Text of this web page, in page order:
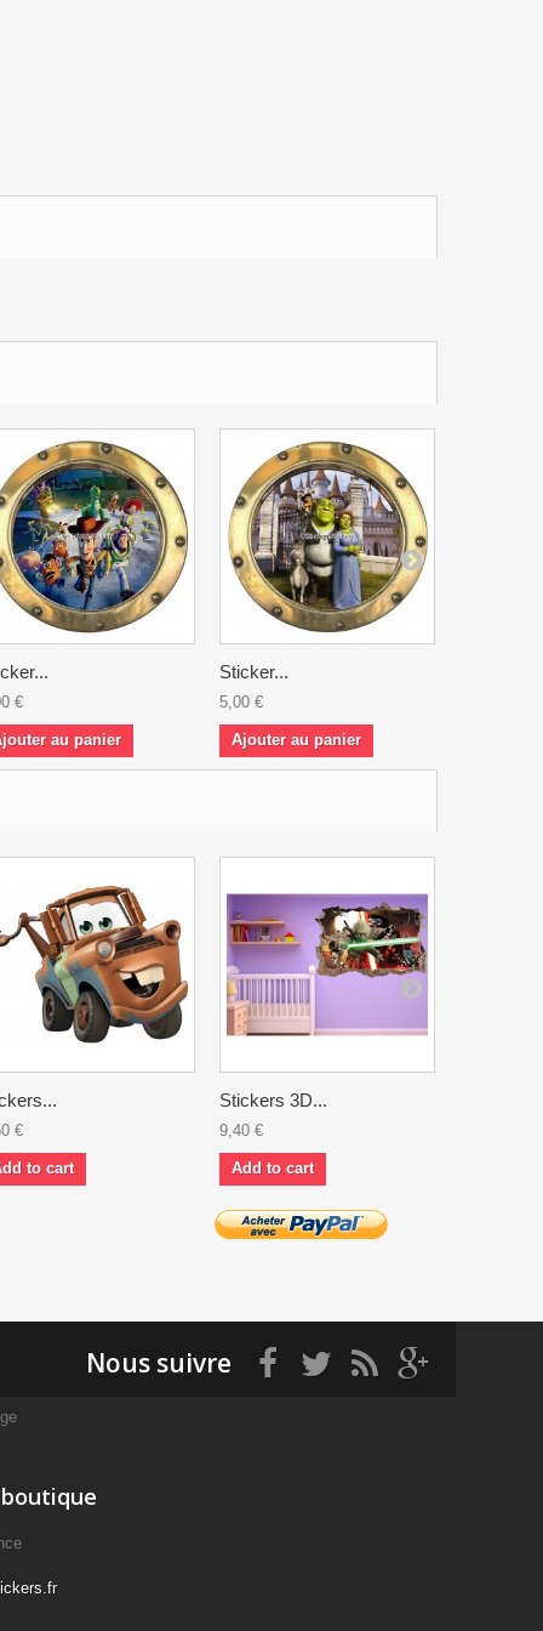
€
au panier
Sticker...
5,00 €
Ajouter au panier
€
to cart
Stickers 3D...
9,40 €
Add to cart
Nous suivre